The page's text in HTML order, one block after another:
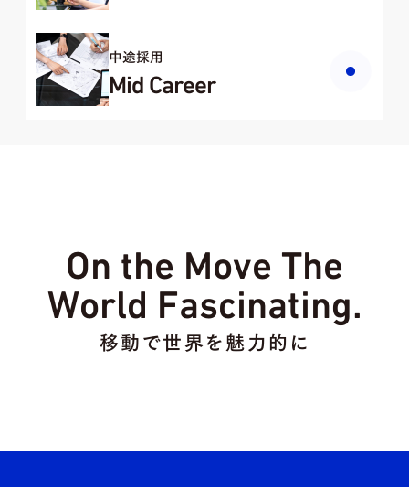
中途採用
Mid Career
On the Move The
World Fascinating.
移動で世界を魅力的に